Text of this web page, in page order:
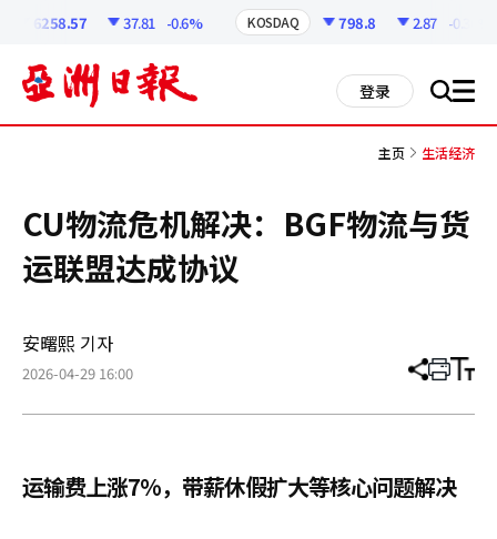
6258.57 37.81 -0.6% KOSDAQ 798.8 2.87 -0.36%
登录 搜 all
主页 生活经济
CU物流危机解决：BGF物流与货
运联盟达成协议
安曙熙 기자
2026-04-29 16:00 分
章
打 调
小
运输费上涨7%，带薪休假扩大等核心问题解决